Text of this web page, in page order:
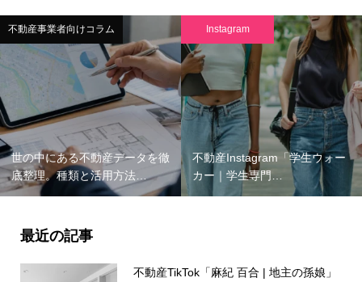
不動産事業者向けコラム
世の中にある不動産データを徹
底整理。種類と活用方法…
Instagram
不動産Instagram「学生ウォー
カー｜学生専門…
最近の記事
不動産TikTok「麻紀 百合 | 地主の孫娘」